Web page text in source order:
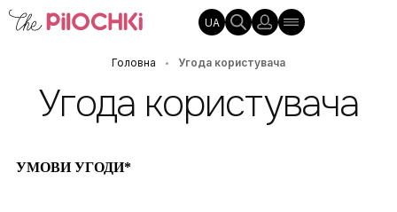
UA
Головна • Угода користувача
Угода користувача
УМОВИ УГОДИ*